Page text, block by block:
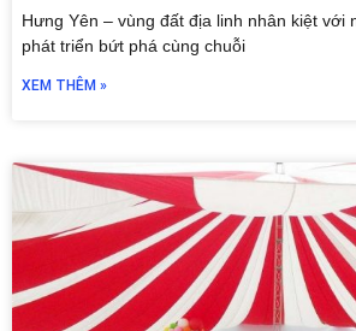
Hưng Yên – vùng đất địa linh nhân kiệt với
phát triển bứt phá cùng chuỗi
XEM THÊM »